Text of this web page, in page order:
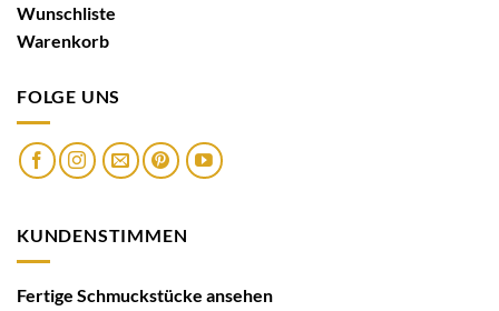
Wunschliste
Warenkorb
FOLGE UNS
KUNDENSTIMMEN
Fertige Schmuckstücke ansehen